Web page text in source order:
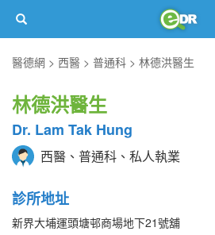
醫德網
西醫 普通科 林德洪醫生
林德洪醫生
Dr. Lam Tak Hung
西醫、普通科、私人執業
診所地址
新界大埔運頭塘邨商場地下21號舖